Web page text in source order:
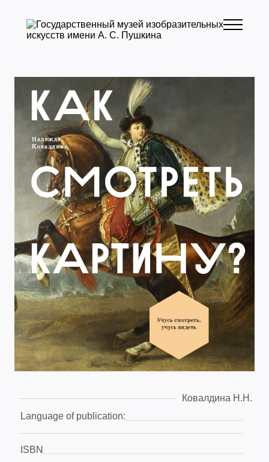
Ковалдина Н.Н.
Language of publication:
ISBN